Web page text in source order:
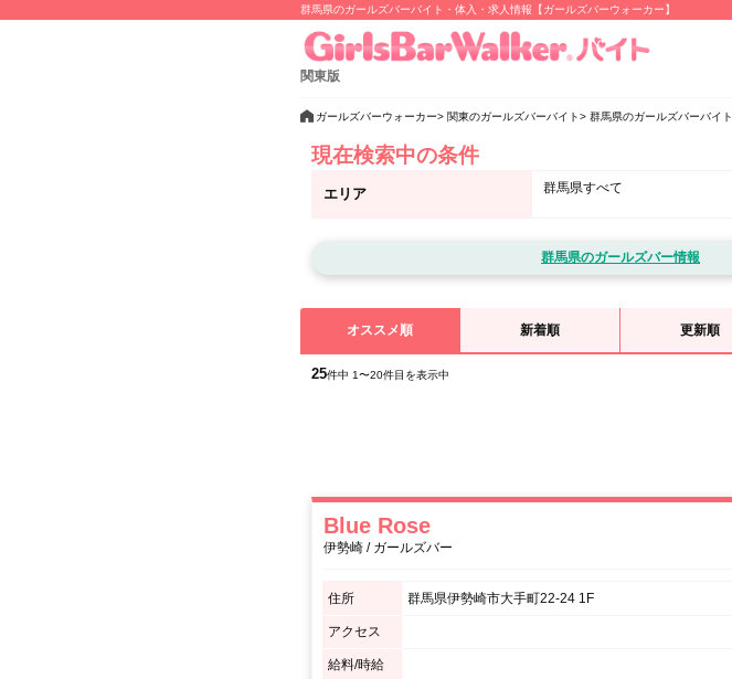
群馬県のガールズバーバイト・体入・求人情報【ガールズバーウォーカー】
関東版
ガールズバーウォーカー 関東のガールズバーバイト 群馬県のガールズバーバイト
現在検索中の条件
エリア 群馬県すべて
群馬県のガールズバー情報
オススメ順 新着順 更新順
25件中 1〜20件目を表示中
Blue Rose
伊勢崎 / ガールズバー
住所 群馬県伊勢崎市大手町22-24 1F
アクセス
給料/時給